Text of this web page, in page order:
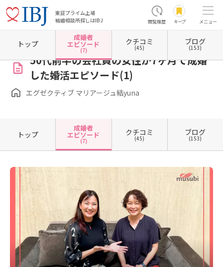
東証プライム上場
結婚相談所探しはIBJ
閲覧履歴 キープ メニュー
ホーム 愛知県の結婚相談所 愛知県名古屋市 愛知県名古屋市中村区 愛知県名古屋市
50代前半の会社員の女性が7ヶ月で成婚
した婚活エピソード(1)
エグゼクティブ マリアージュ結yuna
トップ
成婚者
エピソード
(7)
クチコミ
(45)
ブログ
(153)
トップ
成婚者
エピソード
(7)
クチコミ
(45)
ブログ
(153)